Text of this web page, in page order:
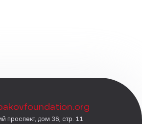
проспект, дом 36, стр. 11